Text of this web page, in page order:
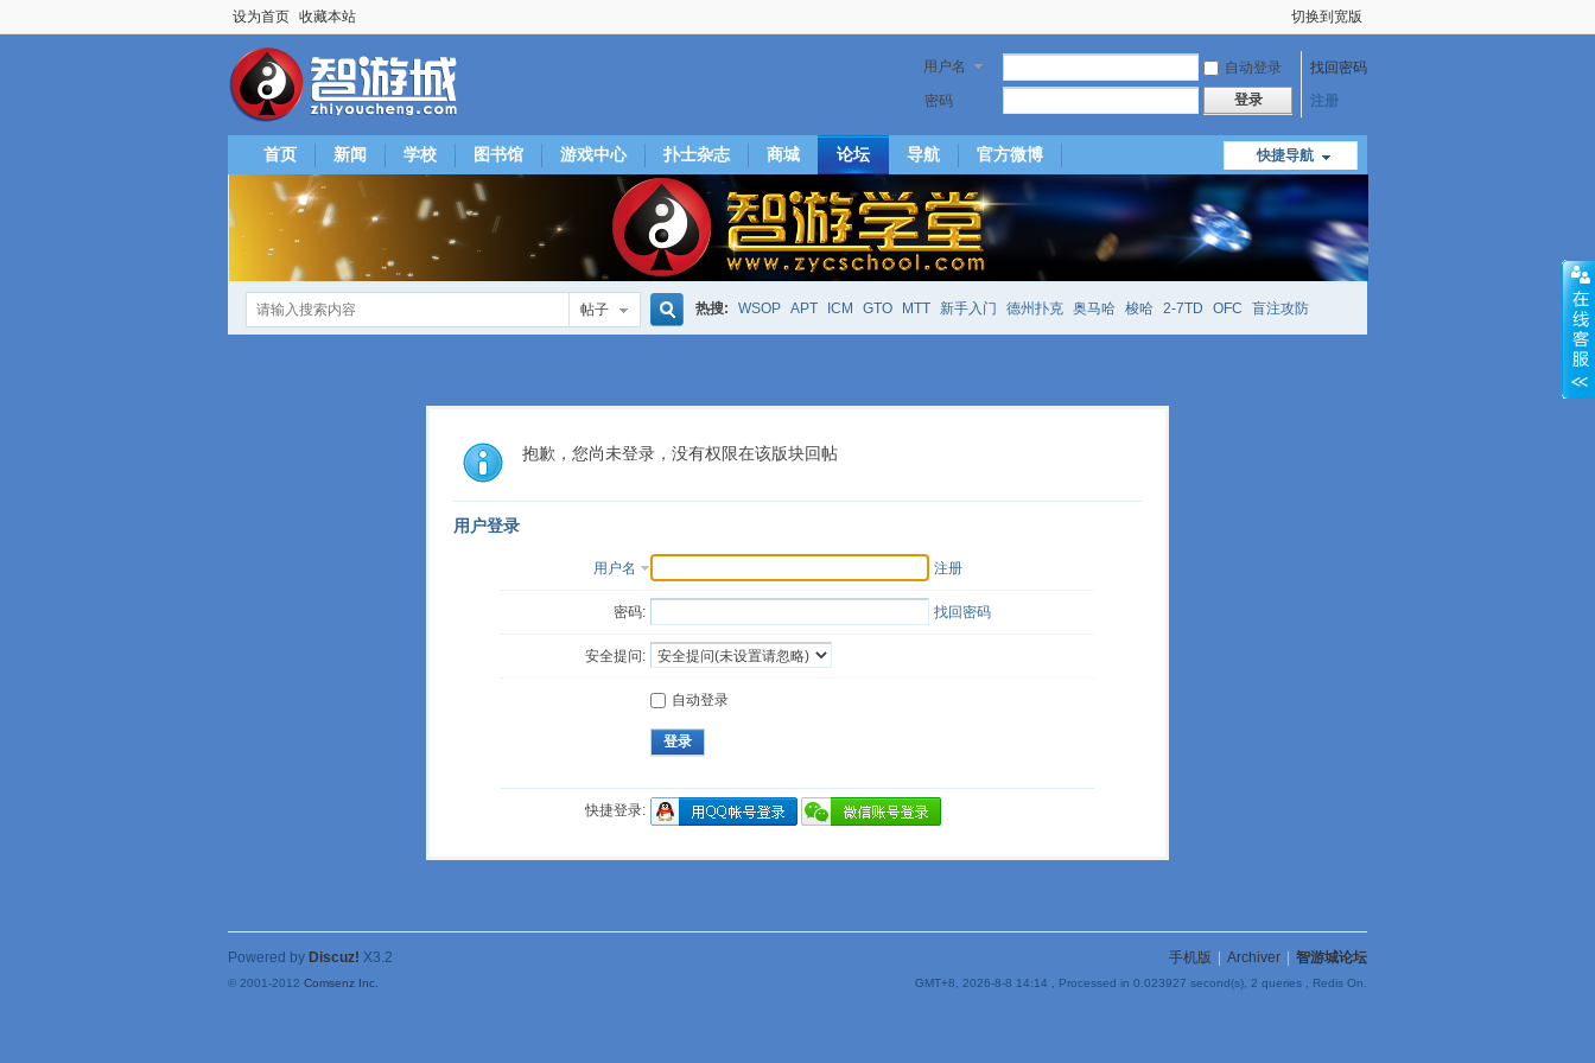
设为首页 收藏本站 切换到宽版
用户名 自动登录
找回密码
密码
登录 注册
快捷导航
首页 新闻 学校 图书馆 游戏中心 扑士杂志 商城 论坛 导航 官方微博
帖子
索
热搜: WSOP APT ICM GTO MTT 新手入门 德州扑克 奥马哈 梭哈 2-7TD OFC 盲注攻防
大发取钱 短筹码优势 澳门 永利
抱歉，您尚未登录，没有权限在该版块回帖
用户登录
用户名 注册
密码: 找回密码
安全提问:
自动登录
登录
快捷登录:
手机版 Archiver 智游城论坛
GMT+8, 2026-8-8 14:14 , Processed in 0.023927 second(s), 2 queries , Redis On.
Powered by Discuz! X3.2
© 2001-2012 Comsenz Inc.